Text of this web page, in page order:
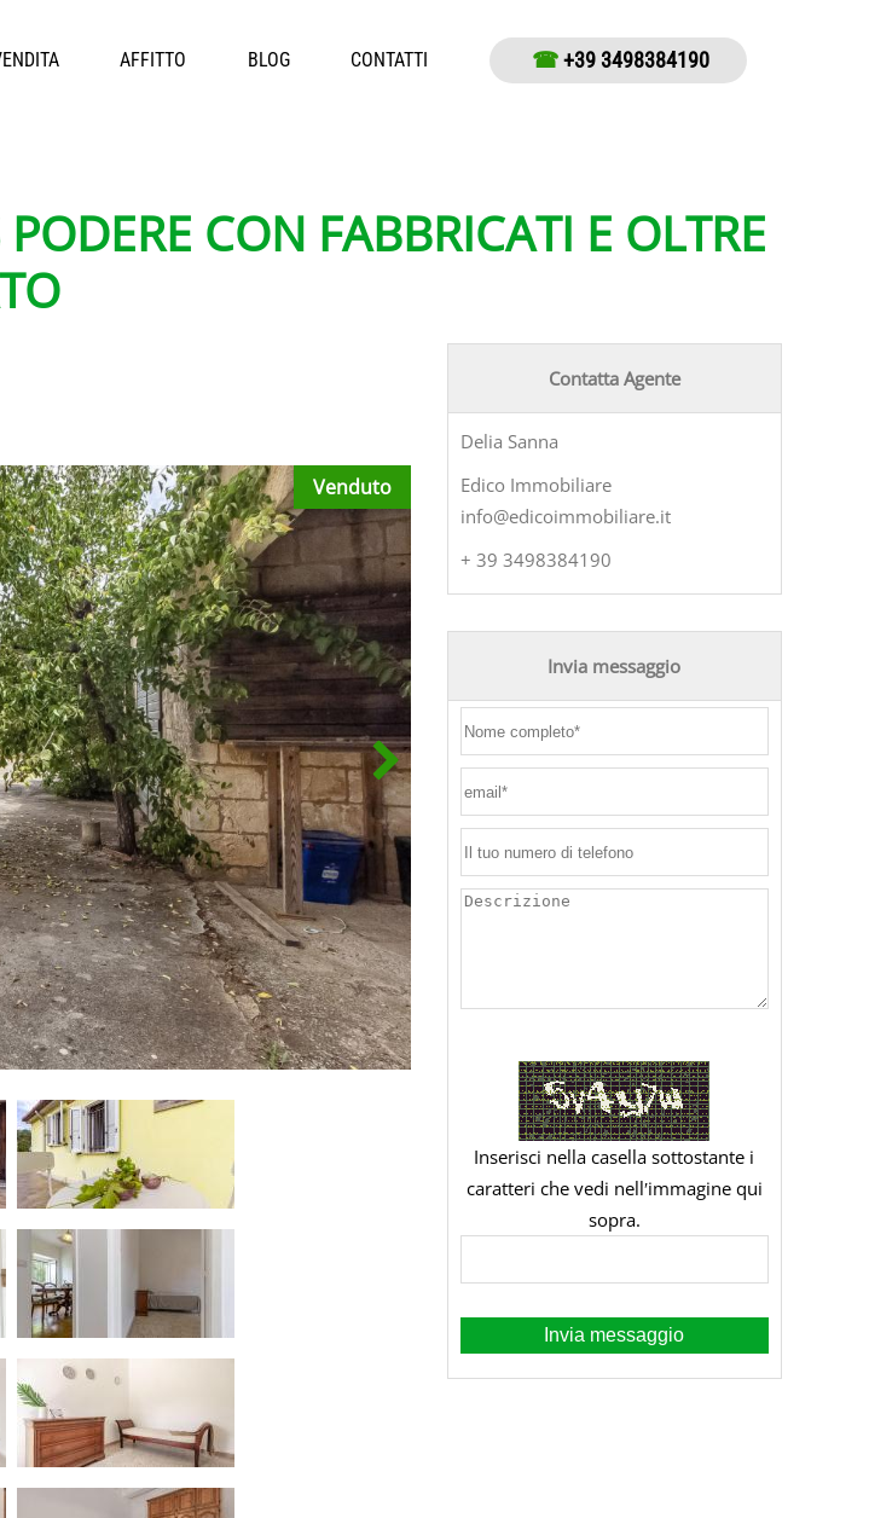
AFFITTO BLOG CONTATTI ☎+39 3498384190
CON FABBRICATI E OLTRE
Venduto
Contatta Agente
Delia Sanna
Edico Immobiliare
info@edicoimmobiliare.it
+ 39 3498384190
Invia messaggio
Inserisci nella casella sottostante i
caratteri che vedi nellʹimmagine qui
sopra.